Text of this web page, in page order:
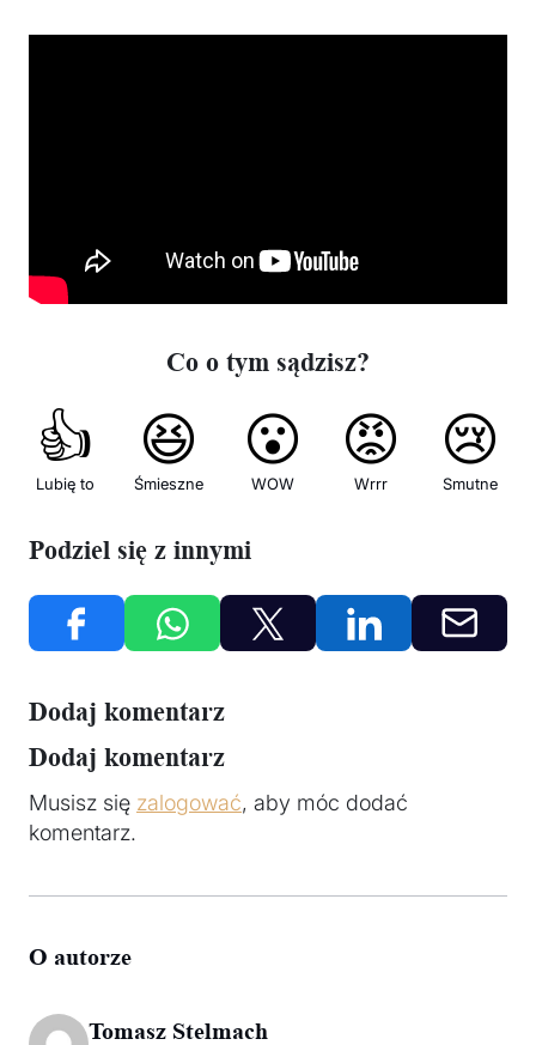
Co o tym sądzisz?
👍
Lubię to
😆
Śmieszne
😮
WOW
😡
Wrrr
😢
Smutne
Podziel się z innymi
Dodaj komentarz
Dodaj komentarz
Musisz się zalogować, aby móc dodać
komentarz.
O autorze
Tomasz Stelmach